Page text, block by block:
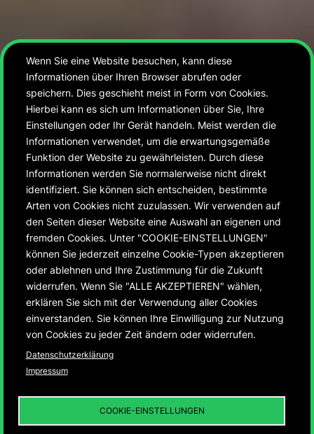
75 Jahre Montbéliard
und Ludwigsburg
Entwicklung der ersten deutsch-französischen
Städtepartnerschaft von 1950 – 2025
DIE „INFRASTRUKTUR
Wenn Sie eine Website besuchen, kann diese
Informationen über Ihren Browser abrufen oder
speichern. Dies geschieht meist in Form von Cookies.
Hierbei kann es sich um Informationen über Sie, Ihre
Einstellungen oder Ihr Gerät handeln. Meist werden die
Informationen verwendet, um die erwartungsgemäße
Funktion der Website zu gewährleisten. Durch diese
Informationen werden Sie normalerweise nicht direkt
identifiziert. Sie können sich entscheiden, bestimmte
Arten von Cookies nicht zuzulassen. Wir verwenden auf
den Seiten dieser Website eine Auswahl an eigenen und
fremden Cookies. Unter "COOKIE-EINSTELLUNGEN"
können Sie jederzeit einzelne Cookie-Typen akzeptieren
oder ablehnen und Ihre Zustimmung für die Zukunft
widerrufen. Wenn Sie "ALLE AKZEPTIEREN" wählen,
erklären Sie sich mit der Verwendung aller Cookies
einverstanden. Sie können Ihre Einwilligung zur Nutzung
von Cookies zu jeder Zeit ändern oder widerrufen.
Datenschutzerklärung
Impressum
COOKIE-EINSTELLUNGEN